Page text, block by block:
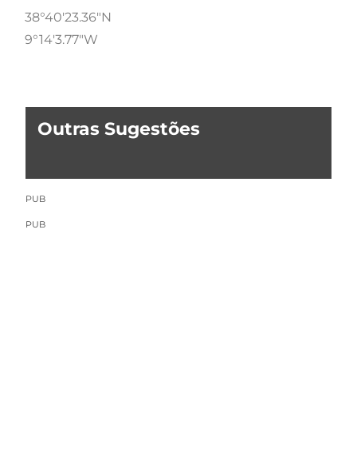
38°40'23.36"N
9°14'3.77"W
Outras Sugestões
PUB
PUB